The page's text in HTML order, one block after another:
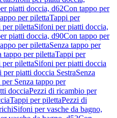
piatti doccia, d62Con tappo per
per pilettaTappi per
pilettaSifoni per piatti doccia,
piatti doccia, d90Con tappo per
per pilettaSenza tappo per
tappo per pilettaTappi per
pilettaSifoni per piatti doccia
piatti doccia SestraSenza
Senza tappo per
docciaPezzi di ricambio per
Tappi per pilettaPezzi di
Sifoni per vasche da bagno,